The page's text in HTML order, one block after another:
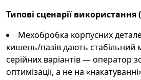
Типові сценарії використання
Мехобробка корпусних
кишень/пазів дають стабільний
серійних варіантів — оператор
оптимізації, а не на